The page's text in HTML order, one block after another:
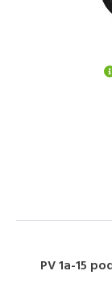
PV 1a-15